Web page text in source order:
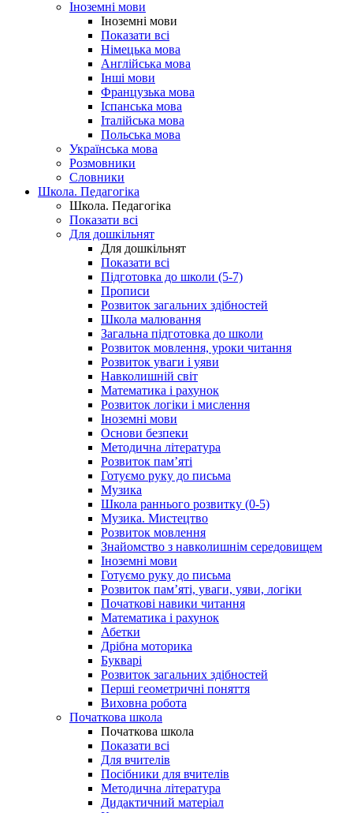
Іноземні мови
Іноземні мови
Показати всі
Німецька мова
Англійська мова
Інші мови
Французька мова
Іспанська мова
Італійська мова
Польська мова
Українська мова
Розмовники
Словники
Школа. Педагогіка
Школа. Педагогіка
Показати всі
Для дошкільнят
Для дошкільнят
Показати всі
Підготовка до школи (5-7)
Прописи
Розвиток загальних здібностей
Школа малювання
Загальна підготовка до школи
Розвиток мовлення, уроки читання
Розвиток уваги і уяви
Навколишній світ
Математика і рахунок
Розвиток логіки і мислення
Іноземні мови
Основи безпеки
Методична література
Розвиток пам’яті
Готуємо руку до письма
Музика
Школа раннього розвитку (0-5)
Музика. Мистецтво
Розвиток мовлення
Знайомство з навколишнім середовищем
Іноземні мови
Готуємо руку до письма
Розвиток пам’яті, уваги, уяви, логіки
Початкові навики читання
Математика і рахунок
Абетки
Дрібна моторика
Букварі
Розвиток загальних здібностей
Перші геометричні поняття
Виховна робота
Початкова школа
Початкова школа
Показати всі
Для вчителів
Посібники для вчителів
Методична література
Дидактичний матеріал